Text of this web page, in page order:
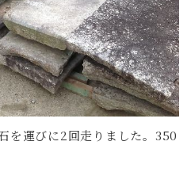
運びに2回走りました。350